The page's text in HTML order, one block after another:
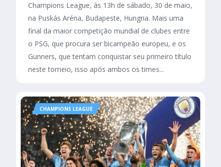
Champions League, às 13h de sábado, 30 de maio,
na Puskás Aréna, Budapeste, Hungria. Mais uma
final da maior competição mundial de clubes entre
o PSG, que procura ser bicampeão europeu, e os
Gunners, que tentam conquistar seu primeiro título
neste torneio, isso após ambos os times...
CHAMPIONS LEAGUE